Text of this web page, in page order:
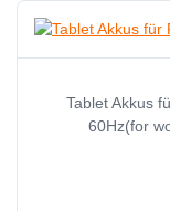
Tablet Akkus
60Hz(for